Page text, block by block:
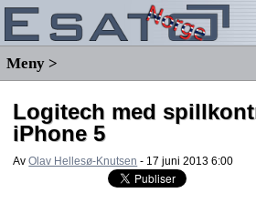
Meny >
Logitech med
iPhone 5
AvOlav Hellesø-Knutsen - 17 juni 2013 6:00